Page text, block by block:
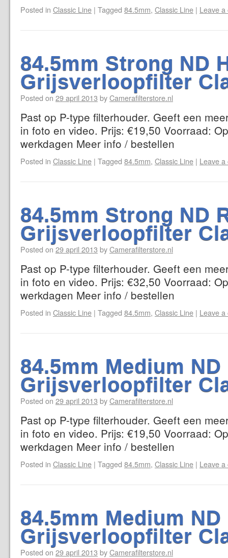
Posted in Classic Line | Tagged 84.5mm, Classic Line | Leave
84.5mm Strong ND
Grijsverloopfilter
Posted on 29 april 2013 byCamerafilterstore.nl
Past op P-type filterhouder. Geeft een
in foto en video. Prijs: €19,50 Voorraad:
werkdagen Meer info / bestellen
Posted in Classic Line | Tagged 84.5mm, Classic Line | Leave
84.5mm Strong ND
Grijsverloopfilter
Posted on 29 april 2013 byCamerafilterstore.nl
Past op P-type filterhouder. Geeft een
in foto en video. Prijs: €32,50 Voorraad:
werkdagen Meer info / bestellen
Posted in Classic Line | Tagged 84.5mm, Classic Line | Leave
84.5mm Medium ND
Grijsverloopfilter
Posted on 29 april 2013 byCamerafilterstore.nl
Past op P-type filterhouder. Geeft een
in foto en video. Prijs: €19,50 Voorraad:
werkdagen Meer info / bestellen
Posted in Classic Line | Tagged 84.5mm, Classic Line | Leave
84.5mm Medium ND
Grijsverloopfilter
Posted on 29 april 2013 byCamerafilterstore.nl